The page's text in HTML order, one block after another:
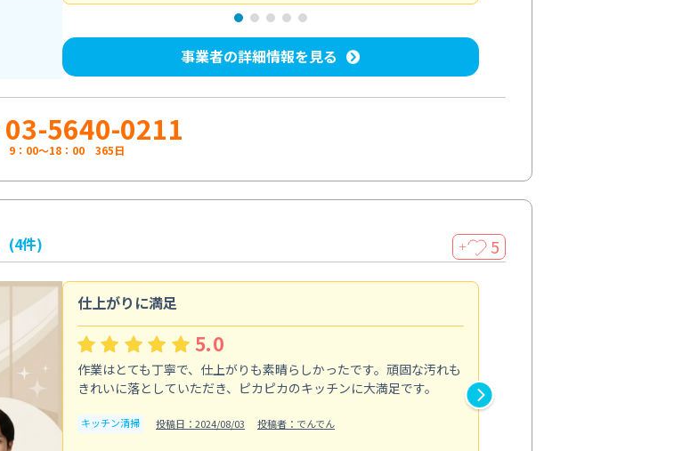
事業者の詳細情報を見る
03-5640-0211
9：00～18：00 365日
(4件) ＋ 5
仕上がりに満足
5.0
作業はとても丁寧で、仕上がりも素晴らしかったです。頑固な汚れも
きれいに落としていただき、ピカピカのキッチンに大満足です。
キッチン清掃 投稿日：2024/08/03 投稿者：でんでん